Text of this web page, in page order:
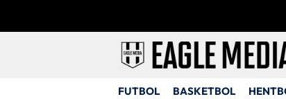
FUTBOL BASKETBOL